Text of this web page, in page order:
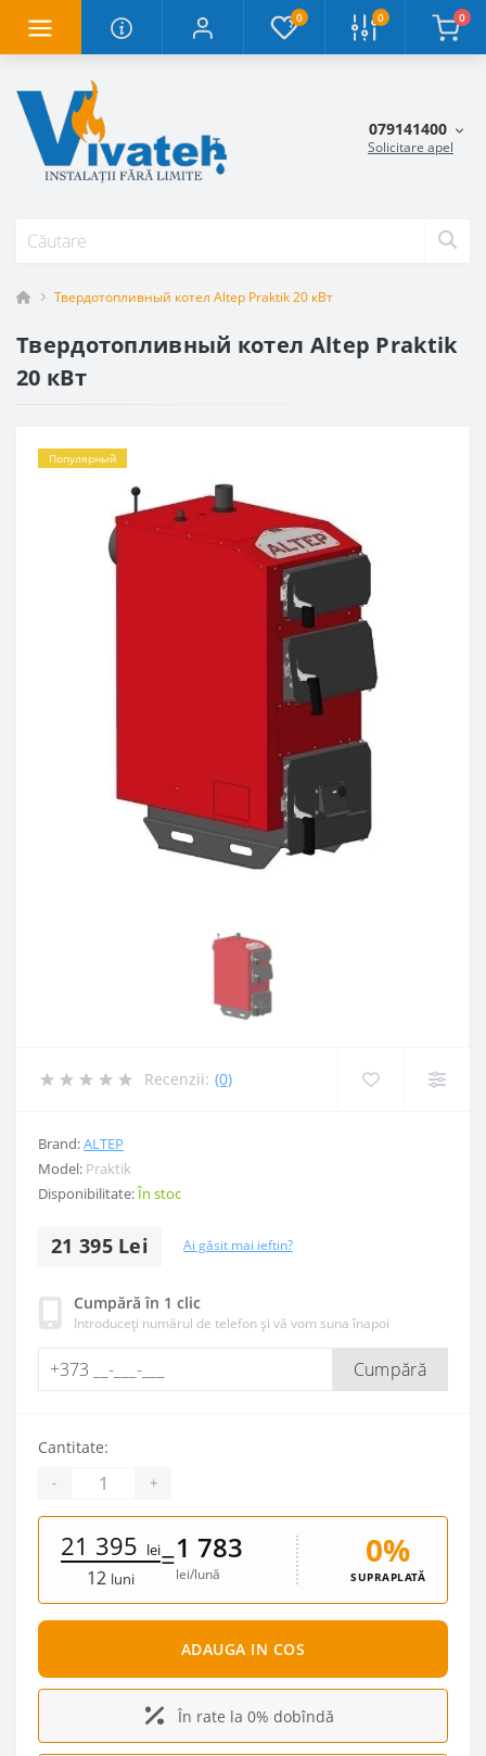
0 0 0
079141400
Solicitare apel
Твердотопливный котел Altep Praktik 20 кВт
Твердотопливный котел Altep Praktik
20 кВт
Популярный
Recenzii: (0)
Brand:ALTEP
Model: Praktik
Disponibilitate:În stoc
21 395 Lei Ai găsit mai ieftin?
Cumpără în 1 clic
Introduceți numărul de telefon și vă vom suna înapoi
Cumpără
Cantitate:
- +
21 395 lei
12 luni
=1 783
lei/lună
0%
SUPRAPLATĂ
ADAUGA IN COS
În rate la 0% dobîndă